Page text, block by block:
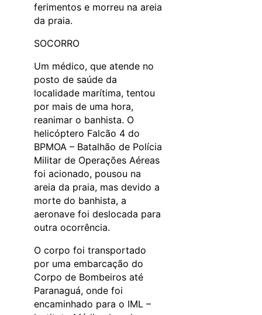
ferimentos e morreu na areia
da praia.
SOCORRO
Um médico, que atende no
posto de saúde da
localidade marítima, tentou
por mais de uma hora,
reanimar o banhista. O
helicóptero Falcão 4 do
BPMOA – Batalhão de Polícia
Militar de Operações Aéreas
foi acionado, pousou na
areia da praia, mas devido a
morte do banhista, a
aeronave foi deslocada para
outra ocorrência.
O corpo foi transportado
por uma embarcação do
Corpo de Bombeiros até
Paranaguá, onde foi
encaminhado para o IML –